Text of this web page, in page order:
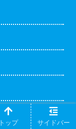
トップ サイドバー